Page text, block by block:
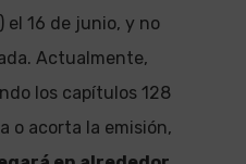
el 16 de junio, y no
Actualmente,
los capítulos 128
o acorta la emisión,